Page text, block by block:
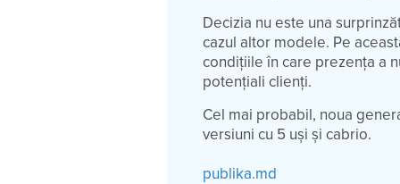
Decizia nu este una
cazul altor modele. Pe
condițiile în care prezența a
potențiali clienți.
Cel mai probabil, noua
versiuni cu 5 uși și cabrio.
publika.md